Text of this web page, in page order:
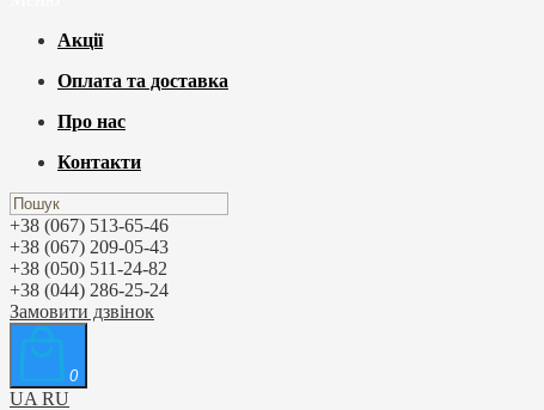
Акції
Оплата та доставка
Про нас
Контакти
+38 (067) 513-65-46
+38 (067) 209-05-43
+38 (050) 511-24-82
+38 (044) 286-25-24
Замовити дзвінок
0
UA RU